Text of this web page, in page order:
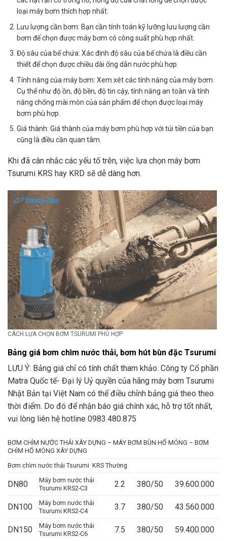
loại máy bơm thích hợp nhất.
Lưu lượng cần bơm: Bạn cần tính toán kỹ lưỡng lưu lượng cần
bơm để chọn được máy bơm có công suất phù hợp nhất.
Độ sâu của bể chứa: Xác định độ sâu của bể chứa là điều cần
thiết để chọn được chiều dài ống dẫn nước phù hợp.
Tính năng của máy bơm: Xem xét các tính năng của máy bơm.
Cụ thể như độ ồn, độ bền, độ tin cậy, tính năng an toàn và tính
năng chống mài mòn của sản phẩm để chọn được loại máy
bơm phù hợp.
Giá thành: Giá thành của máy bơm phù hợp với túi tiền của bạn
cũng là điều cần quan tâm.
Khi đã cân nhắc các yếu tố trên, việc lựa chọn máy bơm
Tsurumi KRS hay KRD sẽ dễ dàng hơn.
CÁCH LỰA CHỌN BƠM TSURUMI PHÙ HỢP
Bảng giá bơm chìm nước thải, bơm hút bùn đặc Tsurumi
LƯU Ý: Bảng giá chỉ có tính chất tham khảo. Công ty Cổ phần
Matra Quốc tế- Đại lý Uỷ quyền của hãng máy bơm Tsurumi
Nhật Bản tại Việt Nam có thể điều chỉnh bảng giá theo theo
thời điểm. Do đó để nhận báo giá chính xác, hỗ trợ tốt nhất,
vui lòng liên hệ hotline 0983.480.875
BƠM CHÌM NƯỚC THẢI XÂY DỰNG – MÁY BƠM BÙN HỐ MÓNG – BƠM
CHÌM HỐ MÓNG XÂY DỰNG
Bơm chìm nước thải Tsurumi KRS Thường
DN80
Máy bơm nước thải
Tsurumi KRS2-C3
2.2 380/50 39.600.000
DN100
Máy bơm nước thải
Tsurumi KRS2-C4
3.7 380/50 43.560.000
DN150
Máy bơm nước thải
Tsurumi KRS2-C6
7.5 380/50 59.400.000